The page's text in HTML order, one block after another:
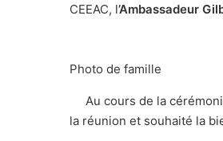
CEEAC, l’Ambassadeur
Photo de famille
Au cours de la
la réunion et souhaité la